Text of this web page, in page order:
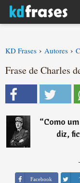
KD Frases › Autores ›
Frase de Charles
“Como
diz,
Facebook